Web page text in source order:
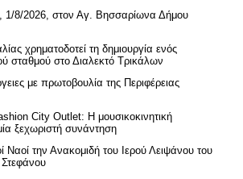
1/8/2026, στον Αγ. Βησσαρίωνα Δήμου
χρηματοδοτεί τη δημιουργία ενός
σταθμού στο Διαλεκτό Τρικάλων
με πρωτοβουλία της Περιφέρειας
City Outlet: Η μουσικοκινητική
ξεχωριστή συνάντηση
Ναοί την Ανακομιδή του Ιερού Λειψάνου του